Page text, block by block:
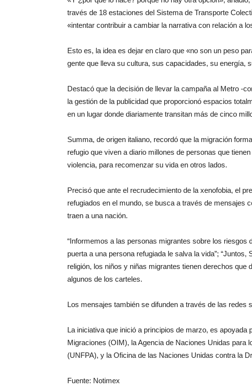
través de 18 estaciones del Sistema de Transporte
«intentar contribuir a cambiar la narrativa con relación a
Esto es, la idea es dejar en claro que «no son un peso
gente que lleva su cultura, sus capacidades, su energía,
Destacó que la decisión de llevar la campaña al Metro -
la gestión de la publicidad que proporcionó espacios
en un lugar donde diariamente transitan más de cinco
Summa, de origen italiano, recordó que la migración
refugio que viven a diario millones de personas que
violencia, para recomenzar su vida en otros lados.
Precisó que ante el recrudecimiento de la xenofobia, el
refugiados en el mundo, se busca a través de mensajes
traen a una nación.
“Informemos a las personas migrantes sobre los riesgos
puerta a una persona refugiada le salva la vida”;
religión, los niños y niñas migrantes tienen derechos que
algunos de los carteles.
Los mensajes también se difunden a través de las redes
La iniciativa que inició a principios de marzo, es apoyada
Migraciones (OIM), la Agencia de Naciones Unidas para
(UNFPA), y la Oficina de las Naciones Unidas contra la
Fuente: Notimex